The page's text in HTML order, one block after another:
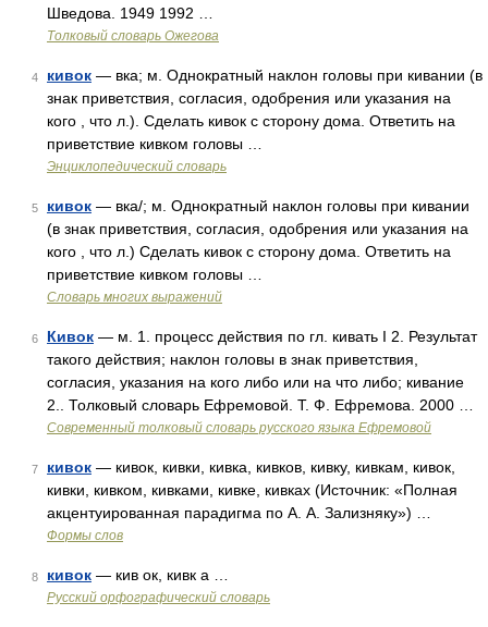
Шведова. 1949 1992 …
Толковый словарь Ожегова
4 кивок — вка; м. Однократный наклон головы при кивании (в
знак приветствия, согласия, одобрения или указания на
кого , что л.). Сделать кивок с сторону дома. Ответить на
приветствие кивком головы …
Энциклопедический словарь
5 кивок — вка/; м. Однократный наклон головы при кивании
(в знак приветствия, согласия, одобрения или указания на
кого , что л.) Сделать кивок с сторону дома. Ответить на
приветствие кивком головы …
Словарь многих выражений
6 Кивок — м. 1. процесс действия по гл. кивать I 2. Результат
такого действия; наклон головы в знак приветствия,
согласия, указания на кого либо или на что либо; кивание
2.. Толковый словарь Ефремовой. Т. Ф. Ефремова. 2000 …
Современный толковый словарь русского языка Ефремовой
7 кивок — кивок, кивки, кивка, кивков, кивку, кивкам, кивок,
кивки, кивком, кивками, кивке, кивках (Источник: «Полная
акцентуированная парадигма по А. А. Зализняку») …
Формы слов
8 кивок — кив ок, кивк а …
Русский орфографический словарь